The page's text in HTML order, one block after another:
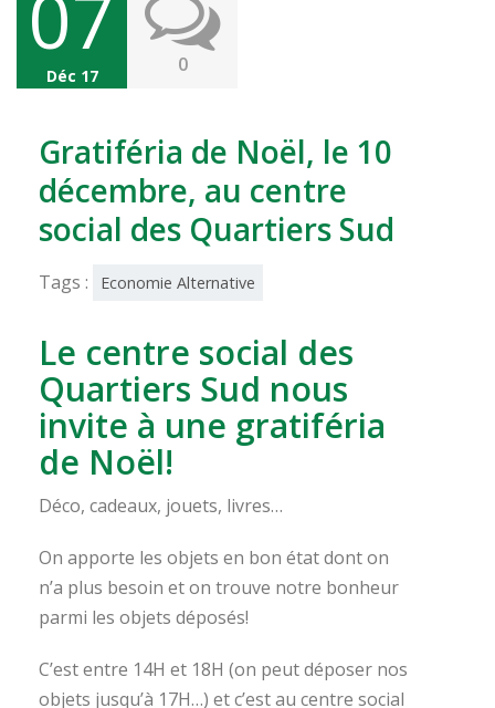
Déc 17 0
Gratiféria de Noël, le 10
décembre, au centre
social des Quartiers Sud
Tags : Economie Alternative
Le centre social des
Quartiers Sud nous
invite à une gratiféria
de Noël!
Déco, cadeaux, jouets, livres…
On apporte les objets en bon état dont on
n’a plus besoin et on trouve notre bonheur
parmi les objets déposés!
C’est entre 14H et 18H (on peut déposer nos
objets jusqu’à 17H…) et c’est au centre social